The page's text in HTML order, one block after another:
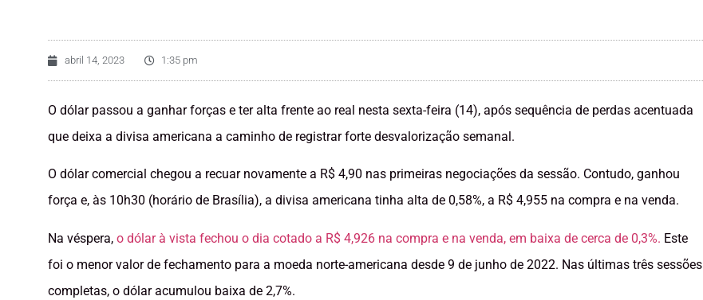
abril 14, 2023 1:35 pm
O dólar passou a ganhar forças e ter alta frente ao real nesta sexta-feira (14), após sequência de perdas acentuada
que deixa a divisa americana a caminho de registrar forte desvalorização semanal.
O dólar comercial chegou a recuar novamente a R$ 4,90 nas primeiras negociações da sessão. Contudo, ganhou
força e, às 10h30 (horário de Brasília), a divisa americana tinha alta de 0,58%, a R$ 4,955 na compra e na venda.
Na véspera, o dólar à vista fechou o dia cotado a R$ 4,926 na compra e na venda, em baixa de cerca de 0,3%. Este
foi o menor valor de fechamento para a moeda norte-americana desde 9 de junho de 2022. Nas últimas três sessões
completas, o dólar acumulou baixa de 2,7%.